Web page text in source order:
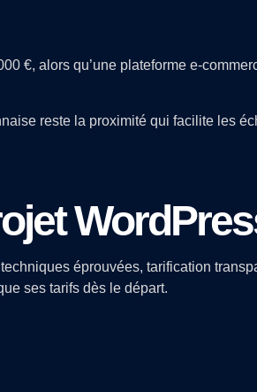
€, alors qu’une plateforme e-
reste la proximité qui facilite les
éprouvées, tarification
ses tarifs dès le départ.